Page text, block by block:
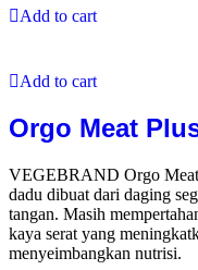
Add to cart
Add to cart
Orgo Meat
VEGEBRAND Orgo Meat
dadu dibuat dari daging
tangan. Masih
kaya serat yang
menyeimbangkan nutrisi.